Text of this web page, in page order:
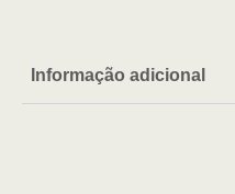
Informação adicional